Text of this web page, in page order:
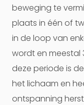
beweging te
plaats in één of
in de loop van
wordt en meestal
deze periode is
het lichaam en
ontspanning